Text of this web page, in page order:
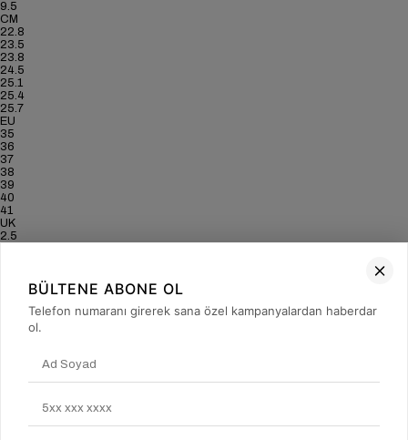
9.5
CM
22.8
23.5
23.8
24.5
25.1
25.4
25.7
EU
35
36
37
38
39
40
41
UK
2.5
BÜLTENE ABONE OL
Telefon numaranı girerek sana özel kampanyalardan haberdar
ol.